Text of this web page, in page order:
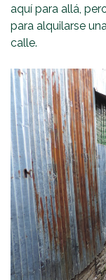
aquí para allá,
para alquilarse
calle.